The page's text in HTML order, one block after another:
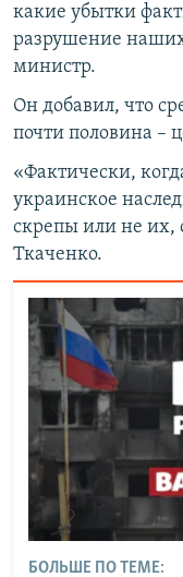
какие убытки
разрушение
министр.
Он добавил, что
почти половина –
«Фактически,
украинское
скрепы или не их,
Ткаченко.
БОЛЬШЕ ПО ТЕМЕ: